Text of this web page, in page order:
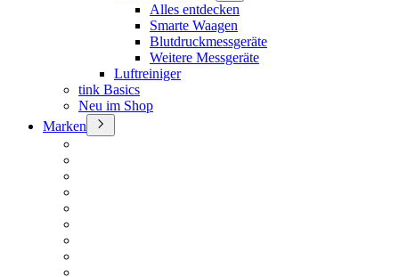
Alles entdecken
Smarte Waagen
Blutdruckmessgeräte
Weitere Messgeräte
Luftreiniger
tink Basics
Neu im Shop
Marken